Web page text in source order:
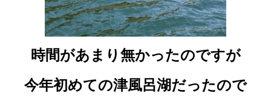
時間があまり無かったのですが
今年初めての津風呂湖だったので